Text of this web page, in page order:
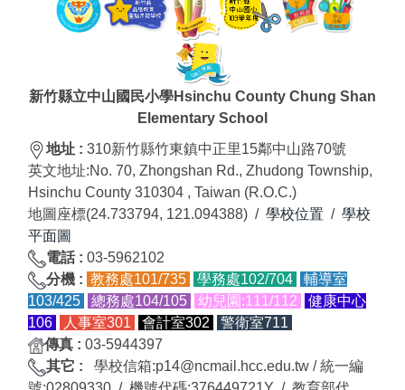
新竹縣立中山國民小學Hsinchu County Chung Shan
Elementary School
地址 : 310新竹縣竹東鎮中正里15鄰中山路70號
英文地址:No. 70, Zhongshan Rd., Zhudong Township,
Hsinchu County 310304 , Taiwan (R.O.C.)
地圖座標(24.733794, 121.094388) / 學校位置 / 學校
平面圖
電話 : 03-5962102
分機 : 教務處101/735 學務處102/704
輔導室
103/425
總務處104/105 幼兒園:111/112
健康中心
106
人事室301 會計室302
警衛室711
傳真 : 03-5944397
其它 :
學校信箱:p14@ncmail.hcc.edu.tw / 統一編